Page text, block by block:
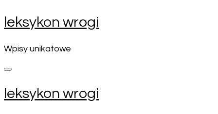
Skip
to
(Press
Enter)
leksykon wrogi
Wpisy unikatowe
leksykon wrogi